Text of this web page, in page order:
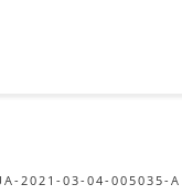
2021-03-04-005035-A